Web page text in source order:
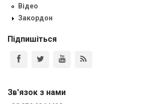
Відео
Закордон
Підпишіться
Зв'язок з нами